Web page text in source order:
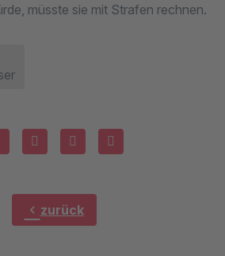
müsste sie mit Strafen rechnen.
chevron_left zurück